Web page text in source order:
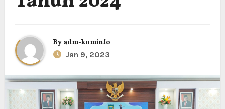
By adm-kominfo
Jan 9, 2023